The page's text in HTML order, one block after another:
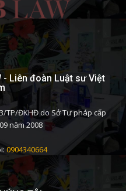
- Liên đoàn Luật sư Việt
TP/ĐKHĐ do Sở Tư pháp cấp
năm 2008
0904340664